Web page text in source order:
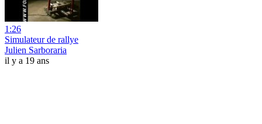
1:26
Simulateur de rallye
Julien Sarboraria
il y a 19 ans